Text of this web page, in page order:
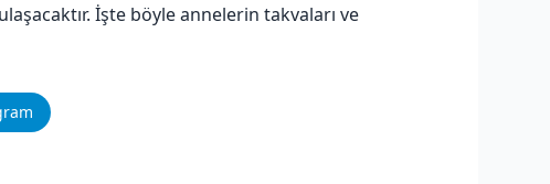
İşte böyle annelerin takvaları ve